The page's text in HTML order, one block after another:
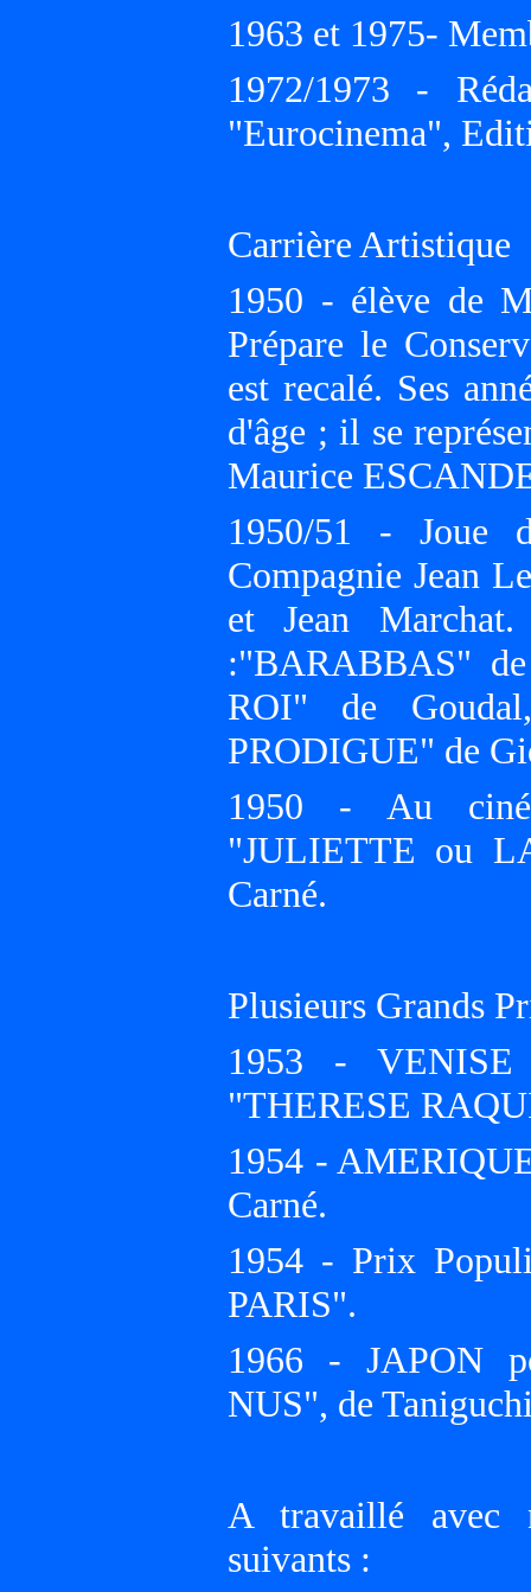
1963 et 1975-
1972/1973 -
"Eurocinema",
Carrière Artistique
1950 - élève de
Prépare le
est recalé. Ses
d'âge ; il se
Maurice
1950/51 - Joue
Compagnie Jean
et Jean
:"BARABBAS"
ROI" de
PRODIGUE" de
1950 - Au
"JULIETTE ou
Carné.
Plusieurs Grands
1953 -
"THERESE
1954 -
Carné.
1954 - Prix
PARIS".
1966 - JAPON
NUS", de
A travaillé avec
suivants :